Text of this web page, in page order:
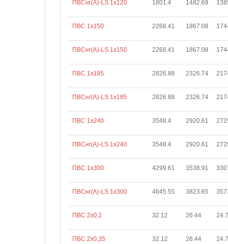
ПВСнг(А)-LS 1х120 1801.4 1482.69
ПВС 1х150 2268.41 1867.08
ПВСнг(А)-LS 1х150 2268.41 1867.08
ПВС 1х185 2826.88 2326.74
ПВСнг(А)-LS 1х185 2826.88 2326.74
ПВС 1х240 3548.4 2920.61
ПВСнг(А)-LS 1х240 3548.4 2920.61
ПВС 1х300 4299.61 3538.91
ПВСнг(А)-LS 1х300 4645.55 3823.65
ПВС 2х0,2 32.12 26.44
ПВС 2х0,35 32.12 26.44